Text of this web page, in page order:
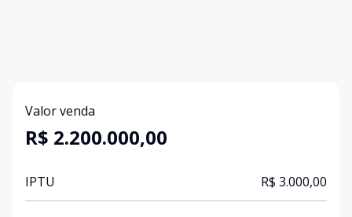
Valor venda
R$ 2.200.000,00
IPTU R$ 3.000,00